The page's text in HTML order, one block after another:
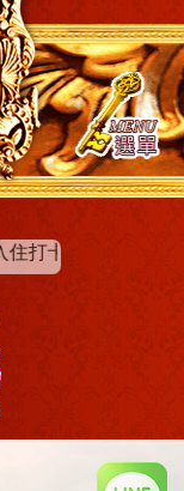
打卡分享》即贈一